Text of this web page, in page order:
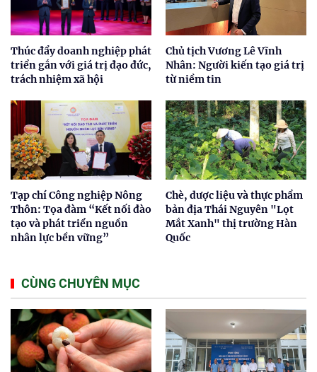
Thúc đẩy doanh nghiệp phát
triển gắn với giá trị đạo đức,
trách nhiệm xã hội
Chủ tịch Vương Lê Vĩnh
Nhân: Người kiến tạo giá trị
từ niềm tin
Tạp chí Công nghiệp Nông
Thôn: Tọa đàm “Kết nối đào
tạo và phát triển nguồn
nhân lực bền vững”
Chè, dược liệu và thực phẩm
bản địa Thái Nguyên "Lọt
Mắt Xanh" thị trường Hàn
Quốc
CÙNG CHUYÊN MỤC